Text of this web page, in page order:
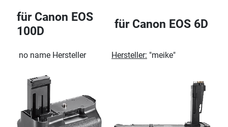
für Canon EOS
100D
für Canon EOS 6D
no name Hersteller Hersteller: "meike"